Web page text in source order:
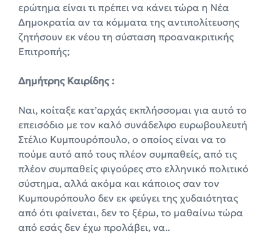
ερώτημα είναι τι πρέπει να κάνει τώρα η Νέα
Δημοκρατία αν τα κόμματα της αντιπολίτευσης
ζητήσουν εκ νέου τη σύσταση προανακριτικής
Επιτροπής;
Δημήτρης Καιρίδης :
Ναι, κοίταξε κατ’αρχάς εκπλήσσομαι για αυτό το
επεισόδιο με τον καλό συνάδελφο ευρωβουλευτή
Στέλιο Κυμπουρόπουλο, ο οποίος είναι να το
πούμε αυτό από τους πλέον συμπαθείς, από τις
πλέον συμπαθείς φιγούρες στο ελληνικό πολιτικό
σύστημα, αλλά ακόμα και κάποιος σαν τον
Κυμπουρόπουλο δεν εκ φεύγει της χυδαιότητας
από ότι φαίνεται, δεν το ξέρω, το μαθαίνω τώρα
από εσάς δεν έχω προλάβει, να..